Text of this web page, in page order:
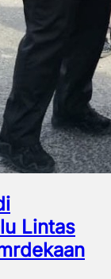
Lintas